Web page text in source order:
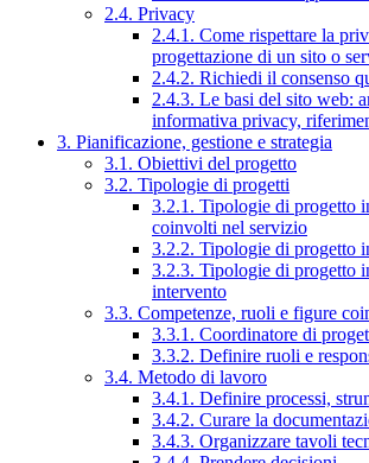
2.4. Privacy
2.4.1. Come rispettare la
progettazione di un sito o
2.4.2. Richiedi il consenso
2.4.3. Le basi del sito web:
informativa privacy,
3. Pianificazione, gestione e strategia
3.1. Obiettivi del progetto
3.2. Tipologie di progetti
3.2.1. Tipologie di progetto
coinvolti nel servizio
3.2.2. Tipologie di progetto
3.2.3. Tipologie di progetto
intervento
3.3. Competenze, ruoli e figure
3.3.1. Coordinatore di
3.3.2. Definire ruoli e
3.4. Metodo di lavoro
3.4.1. Definire processi,
3.4.2. Curare la
3.4.3. Organizzare tavoli